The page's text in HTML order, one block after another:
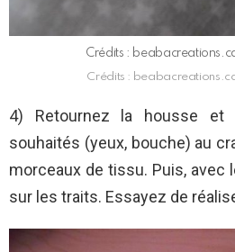
Crédits :
Crédits :
4) Retournez la housse et
souhaités (yeux, bouche) au
morceaux de tissu. Puis, avec
sur les traits. Essayez de